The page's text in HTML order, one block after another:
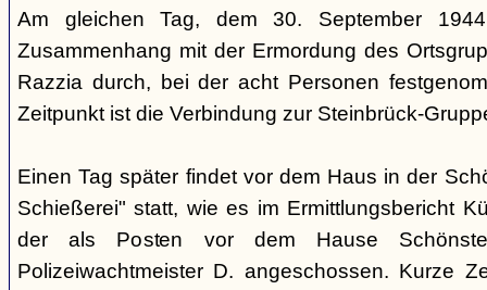
Am gleichen Tag, dem 30. September
Zusammenhang mit der Ermordung des
Razzia durch, bei der acht Personen
Zeitpunkt ist die Verbindung zur Steinbrück-
Einen Tag später findet vor dem Haus in der
Schießerei" statt, wie es im Ermittlungsbericht
der als Posten vor dem Hause
Polizeiwachtmeister D. angeschossen. Kurze